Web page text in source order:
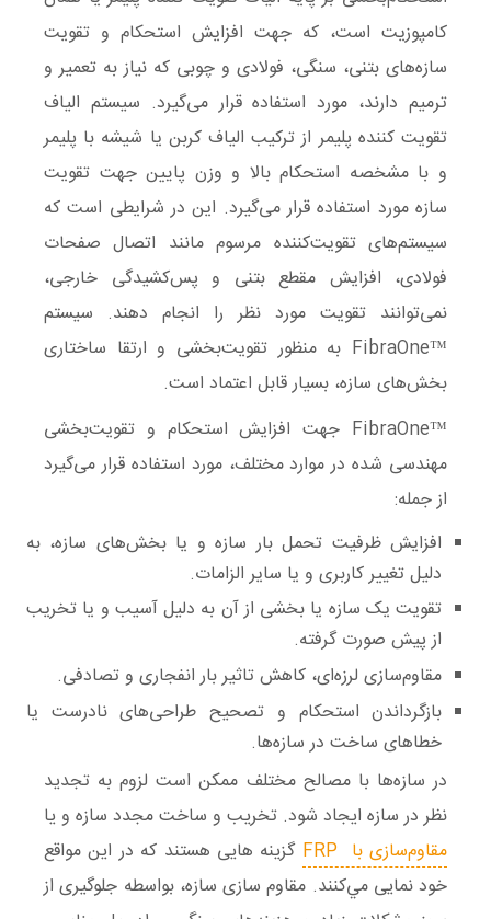
کامپوزیت است، که جهت افزایش استحکام و تقویت
سازه‌های بتنی، سنگی، فولادی و چوبی که نیاز به تعمیر و
ترمیم دارند، مورد استفاده قرار می‌گیرد. سیستم الیاف
تقویت‌ کننده پلیمر از ترکیب الیاف کربن یا شیشه با پلیمر
و با مشخصه استحکام بالا و وزن پایین جهت تقویت
سازه‌ مورد استفاده قرار می‌گیرد. این در شرایطی است که
سیستم‌های تقویت‌کننده مرسوم مانند اتصال صفحات
فولادی، افزایش مقطع بتنی و پس‌کشیدگی خارجی،
نمی‌توانند تقویت مورد نظر را انجام دهند. سیستم
™FibraOne به منظور تقویت‌بخشی و ارتقا ساختاری
بخش‌های سازه، بسیار قابل اعتماد است.
™FibraOne جهت افزایش استحکام و تقویت‌بخشی
مهندسی شده در موارد مختلف، مورد استفاده قرار می‌گیرد
از جمله:
افزایش ظرفیت تحمل بار سازه و یا بخش‌های سازه، به
دلیل تغییر کاربری و یا سایر الزامات.
تقویت یک سازه یا بخشی از آن به دلیل آسیب و یا تخریب
از پیش صورت گرفته.
مقاوم‌سازی لرزه‌ای، کاهش تاثیر بار انفجاری و تصادفی.
بازگرداندن استحکام و تصحیح طراحی‌های نادرست یا
خطاهای ساخت در سازه‌ها.
در سازه‌ها با مصالح مختلف ممكن است لزوم به تجديد
نظر در سازه ايجاد شود. تخريب و ساخت مجدد سازه و يا
مقاوم‌سازی با FRP
گزينه هايی هستند كه در اين مواقع
خود نمايی مي‌كنند. مقاوم سازی سازه، بواسطه جلوگيری از